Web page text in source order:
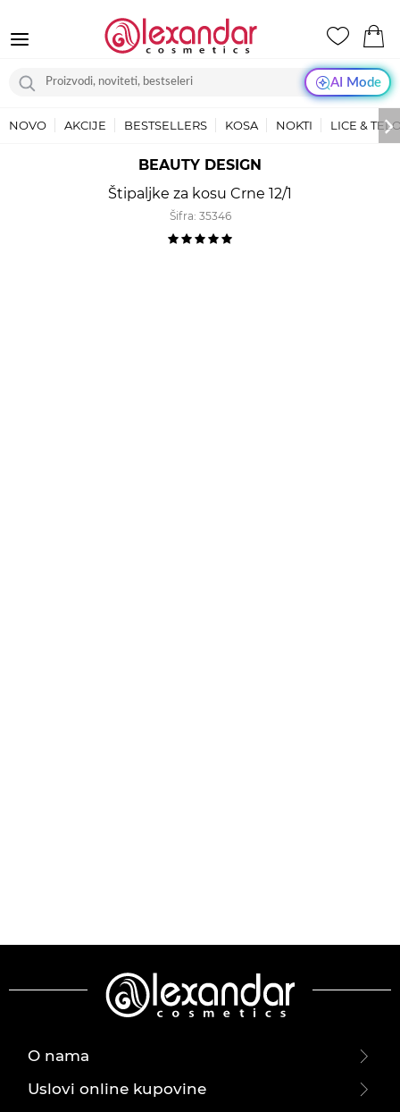
AI Mode
NOVO AKCIJE BESTSELLERS KOSA NOKTI LICE &
BEAUTY DESIGN
Štipaljke za kosu Crne 12/1
Šifra: 35346
O nama
Uslovi online kupovine